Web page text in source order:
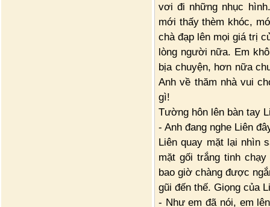
vơi đi những nhục
mới thấy thèm khóc,
chà đạp lên mọi giá trị
lòng người nữa. Em
bịa chuyện, hơn nữa
Anh về thăm nhà vui
gì!
Tường hôn lên bàn tay
- Anh đang nghe Liên
Liên quay mặt lại nhìn
mặt gối trắng tinh
bao giờ chàng được
gũi đến thế. Giọng của
- Như em đã nói, em